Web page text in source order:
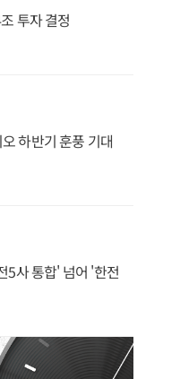
투자 결정
하반기 훈풍 기대
5사 통합' 넘어 '한전